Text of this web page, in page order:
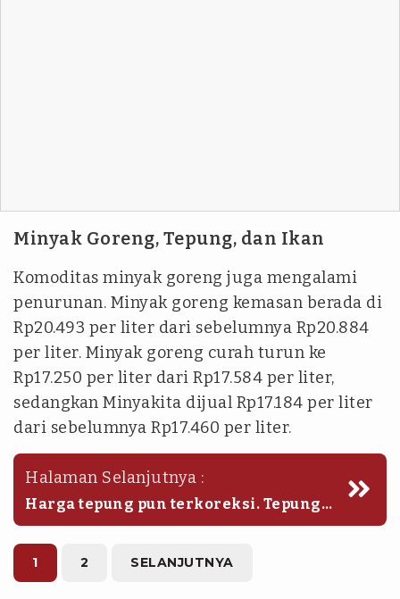
Minyak Goreng, Tepung, dan Ikan
Komoditas minyak goreng juga mengalami
penurunan. Minyak goreng kemasan berada di
Rp20.493 per liter dari sebelumnya Rp20.884
per liter. Minyak goreng curah turun ke
Rp17.250 per liter dari Rp17.584 per liter,
sedangkan Minyakita dijual Rp17.184 per liter
dari sebelumnya Rp17.460 per liter.
Halaman Selanjutnya :
Harga tepung pun terkoreksi. Tepung
terigu curah kini Rp9.358 per kilogram
dari Rp9.776 per kilogram, sementara
tepung terigu kemasan turun ke
Rp12.369 per kilogram dari Rp12.982 per
1 2 SELANJUTNYA